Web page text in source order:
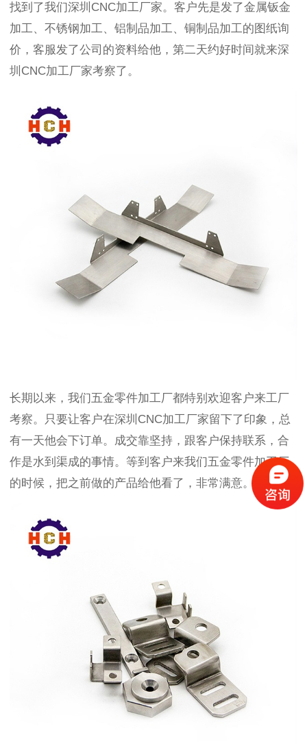
找到了我们深圳 CNC加工厂家。客户先是发了金属钣金
加工、不锈钢加工、铝制品加工、铜制品加工的图纸询
价，客服发了公司的资料给他，第二天约好时间就来深
圳 CNC加工厂家考察了。
长期以来，我们五金零件加工厂都特别欢迎客户来工厂
考察。只要让客户在深圳 CNC加工厂家留下了印象，总
有一天他会下订单。成交靠坚持，跟客户保持联系，合
作是水到渠成的事情。等到客户来我们五金零件加工厂
的时候，把之前做的产品给他看了，非常满意。